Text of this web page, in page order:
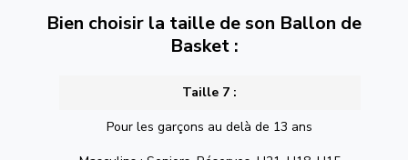
Bien choisir la taille de son Ballon de
Basket :
Taille 7 :
Pour les garçons au delà de 13 ans